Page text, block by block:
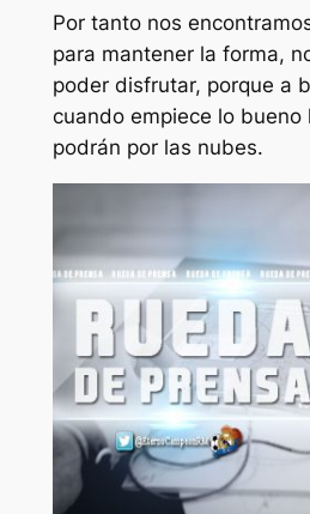
Por tanto nos
para mantener la forma,
poder disfrutar, porque a
cuando empiece lo bueno
podrán por las nubes.